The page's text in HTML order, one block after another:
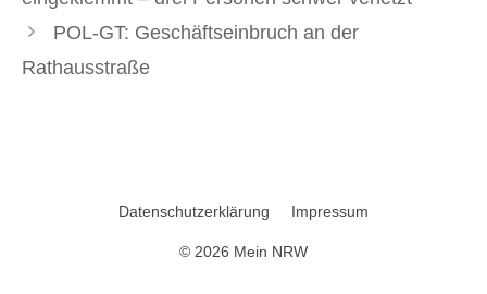
POL-GT: Geschäftseinbruch an der
Rathausstraße
Datenschutzerklärung Impressum
© 2026 Mein NRW